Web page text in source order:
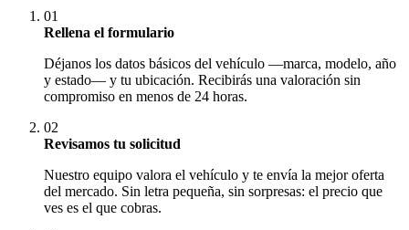
01
Rellena el formulario
Déjanos los datos básicos del vehículo —marca, modelo, año
y estado— y tu ubicación. Recibirás una valoración sin
compromiso en menos de 24 horas.
02
Revisamos tu solicitud
Nuestro equipo valora el vehículo y te envía la mejor oferta
del mercado. Sin letra pequeña, sin sorpresas: el precio que
ves es el que cobras.